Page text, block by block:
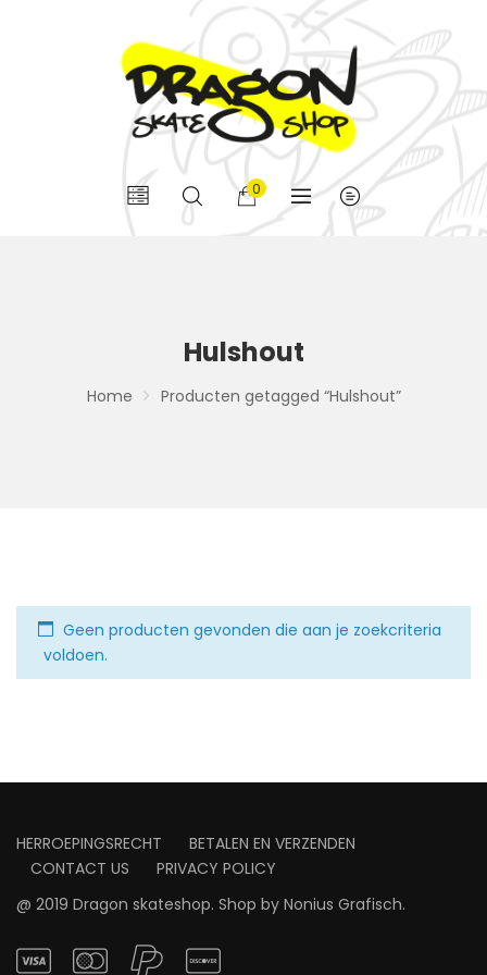
0
Hulshout
Home Producten getagged “Hulshout”
Geen producten gevonden die aan je zoekcriteria
voldoen.
HERROEPINGSRECHT
BETALEN EN VERZENDEN
CONTACT US
PRIVACY POLICY
@ 2019 Dragon skateshop. Shop by Nonius Grafisch.